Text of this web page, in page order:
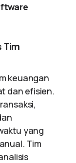
Tim
keuangan
dan efisien.
yang
Tim